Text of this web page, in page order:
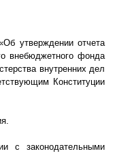
утверждении отчета
внебюджетного фонда
внутренних дел
Конституции
с законодательными